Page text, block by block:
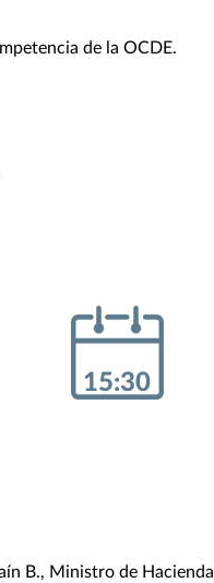
de la OCDE.
15:30
B., Ministro de Hacienda